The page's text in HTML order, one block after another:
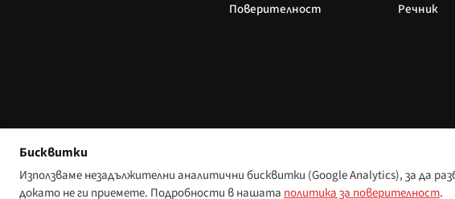
Поверителност
Речник
Бисквитки
Използваме незадължителни аналитични бисквитки (Google Analytics), за да
докато не ги приемете. Подробности в нашата политика за поверителност.